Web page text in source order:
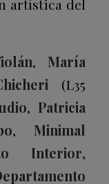
artística del
, María
(L35
, Patricia
, Minimal
Interior,